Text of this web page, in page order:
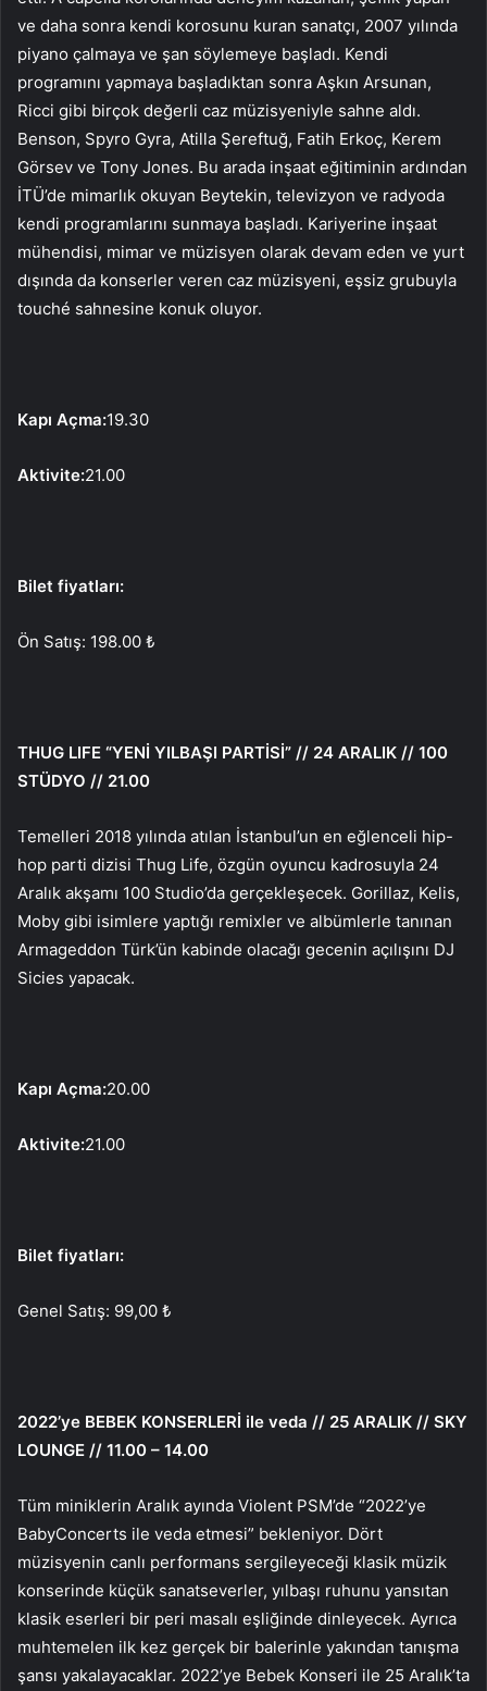
ve daha sonra kendi korosunu kuran sanatçı, 2007 yılında
piyano çalmaya ve şan söylemeye başladı. Kendi
programını yapmaya başladıktan sonra Aşkın Arsunan,
Ricci gibi birçok değerli caz müzisyeniyle sahne aldı.
Benson, Spyro Gyra, Atilla Şereftuğ, Fatih Erkoç, Kerem
Görsev ve Tony Jones. Bu arada inşaat eğitiminin ardından
İTÜ’de mimarlık okuyan Beytekin, televizyon ve radyoda
kendi programlarını sunmaya başladı. Kariyerine inşaat
mühendisi, mimar ve müzisyen olarak devam eden ve yurt
dışında da konserler veren caz müzisyeni, eşsiz grubuyla
touché sahnesine konuk oluyor.
Kapı Açma:19.30
Aktivite:21.00
Bilet fiyatları:
Ön Satış: 198.00 ₺
THUG LIFE “YENİ YILBAŞI PARTİSİ” // 24 ARALIK // 100
STÜDYO // 21.00
Temelleri 2018 yılında atılan İstanbul’un en eğlenceli hip-
hop parti dizisi Thug Life, özgün oyuncu kadrosuyla 24
Aralık akşamı 100 Studio’da gerçekleşecek. Gorillaz, Kelis,
Moby gibi isimlere yaptığı remixler ve albümlerle tanınan
Armageddon Türk’ün kabinde olacağı gecenin açılışını DJ
Sicies yapacak.
Kapı Açma:20.00
Aktivite:21.00
Bilet fiyatları:
Genel Satış: 99,00 ₺
2022’ye BEBEK KONSERLERİ ile veda // 25 ARALIK // SKY
LOUNGE // 11.00 – 14.00
Tüm miniklerin Aralık ayında Violent PSM’de “2022’ye
BabyConcerts ile veda etmesi” bekleniyor. Dört
müzisyenin canlı performans sergileyeceği klasik müzik
konserinde küçük sanatseverler, yılbaşı ruhunu yansıtan
klasik eserleri bir peri masalı eşliğinde dinleyecek. Ayrıca
muhtemelen ilk kez gerçek bir balerinle yakından tanışma
şansı yakalayacaklar. 2022’ye Bebek Konseri ile 25 Aralık’ta